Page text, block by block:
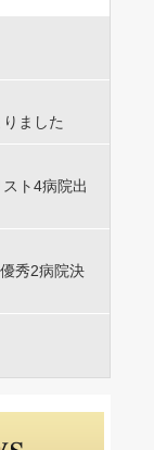
ました
ト4病院出
秀2病院決